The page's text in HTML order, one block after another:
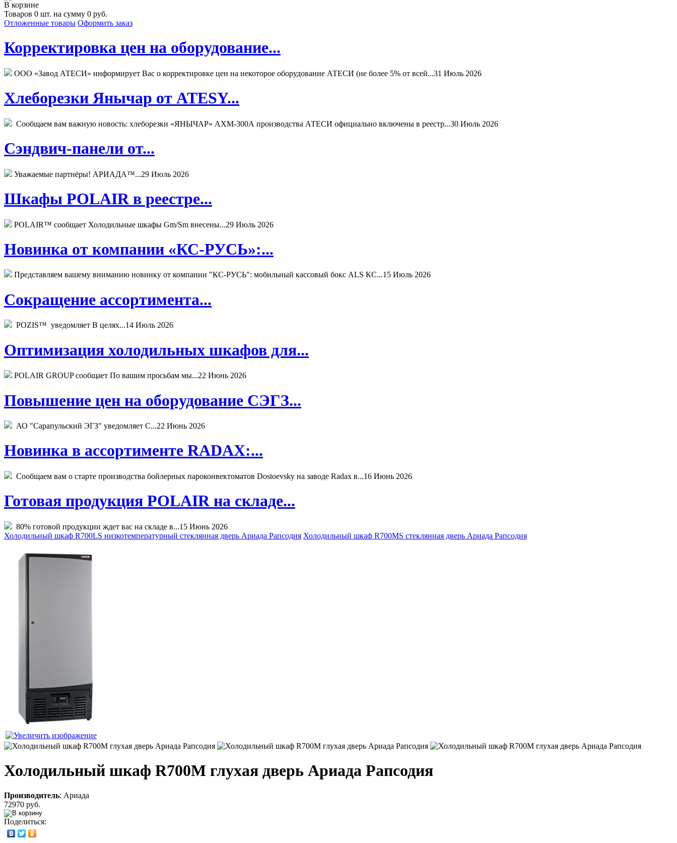
В корзине
Товаров 0 шт. на сумму 0 руб.
Отложенные товары Оформить заказ
Корректировка цен на оборудование...
ООО «Завод АТЕСИ» информирует Вас о корректировке цен на некоторое оборудование АТЕСИ (не более 5% от всей...31 Июль 2026
Хлеборезки Янычар от ATESY...
Сообщаем вам важную новость: хлеборезки «ЯНЫЧАР» АХМ-300А производства АТЕСИ официально включены в реестр...30 Июль 2026
Сэндвич-панели от...
Уважаемые партнёры! АРИАДА™...29 Июль 2026
Шкафы POLAIR в реестре...
POLAIR™ сообщает Холодильные шкафы Gm/Sm внесены...29 Июль 2026
Новинка от компании «КС-РУСЬ»:...
Представляем вашему вниманию новинку от компании "КС-РУСЬ": мобильный кассовый бокс ALS КС...15 Июль 2026
Сокращение ассортимента...
POZIS™ уведомляет В целях...14 Июль 2026
Оптимизация холодильных шкафов для...
POLAIR GROUP сообщает По вашим просьбам мы...22 Июнь 2026
Повышение цен на оборудование СЭГЗ...
АО "Сарапульский ЭГЗ" уведомляет С...22 Июнь 2026
Новинка в ассортименте RADAX:...
Сообщаем вам о старте производства бойлерных пароконвектоматов Dostoevsky на заводе Radax в...16 Июнь 2026
Готовая продукция POLAIR на складе...
80% готовой продукции ждет вас на складе в...15 Июнь 2026
Холодильный шкаф R700LS низкотемпературный стеклянная дверь Ариада Рапсодия Холодильный шкаф R700MS стеклянная дверь Ариада Рапсодия
Холодильный шкаф R700M глухая дверь Ариада Рапсодия
Производитель: Ариада
72970 руб.
Поделиться: